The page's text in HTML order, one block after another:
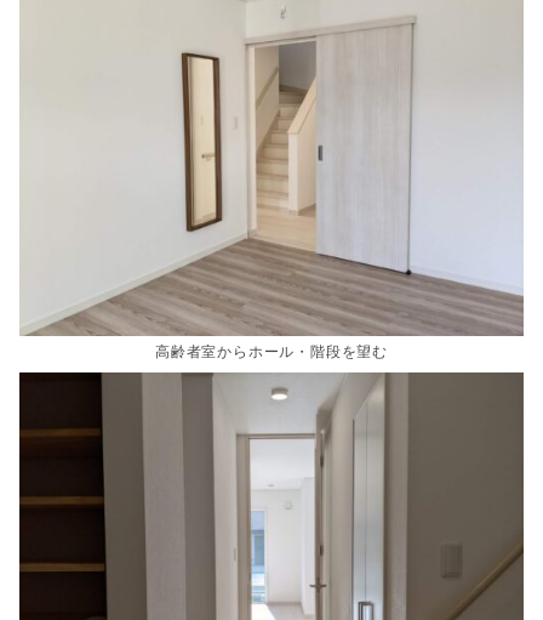
高齢者室からホール・階段を望む